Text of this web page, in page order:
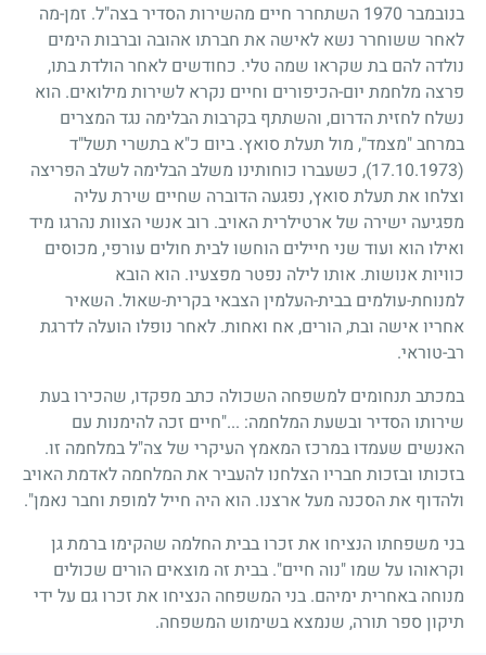
בנובמבר 1970 השתחרר חיים מהשירות הסדיר בצה"ל. זמן-מה
לאחר ששוחרר נשא לאישה את חברתו אהובה וברבות הימים
נולדה להם בת שקראו שמה טלי. כחודשים לאחר הולדת בתו,
פרצה מלחמת יום-הכיפורים וחיים נקרא לשירות מילואים. הוא
נשלח לחזית הדרום, והשתתף בקרבות הבלימה נגד המצרים
במרחב "מצמד", מול תעלת סואץ. ביום כ"א בתשרי תשל"ד
(17.10.1973)
, כשעברו כוחותינו משלב הבלימה לשלב הפריצה
וצלחו את תעלת סואץ, נפגעה הדוברה שחיים שירת עליה
מפגיעה ישירה של ארטילרית האויב. רוב אנשי הצוות נהרגו מיד
ואילו הוא ועוד שני חיילים הוחשו לבית חולים עורפי, מכוסים
כוויות אנושות. אותו לילה נפטר מפצעיו. הוא הובא
למנוחת-עולמים בבית-העלמין הצבאי בקרית-שאול. השאיר
אחריו אישה ובת, הורים, אח ואחות. לאחר נופלו הועלה לדרגת
רב-טוראי.
במכתב תנחומים למשפחה השכולה כתב מפקדו, שהכירו בעת
שירותו הסדיר ובשעת המלחמה: ..."חיים זכה להימנות עם
האנשים שעמדו במרכז המאמץ העיקרי של צה"ל במלחמה זו.
בזכותו ובזכות חבריו הצלחנו להעביר את המלחמה לאדמת האויב
ולהדוף את הסכנה מעל ארצנו. הוא היה חייל למופת וחבר נאמן".
בני משפחתו הנציחו את זכרו בבית החלמה שהקימו ברמת גן
וקראוהו על שמו "נוה חיים". בבית זה מוצאים הורים שכולים
מנוחה באחרית ימיהם. בני המשפחה הנציחו את זכרו גם על ידי
תיקון ספר תורה, שנמצא בשימוש המשפחה.